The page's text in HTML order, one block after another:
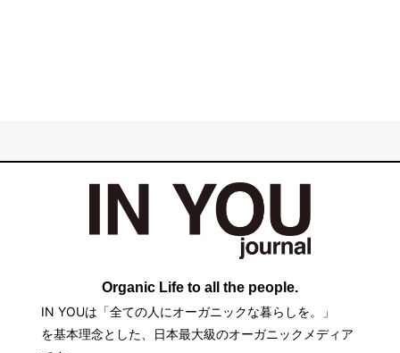
Organic Life to all the people.
IN YOUは「全ての人にオーガニックな暮らしを。」
を基本理念とした、日本最大級のオーガニックメディア